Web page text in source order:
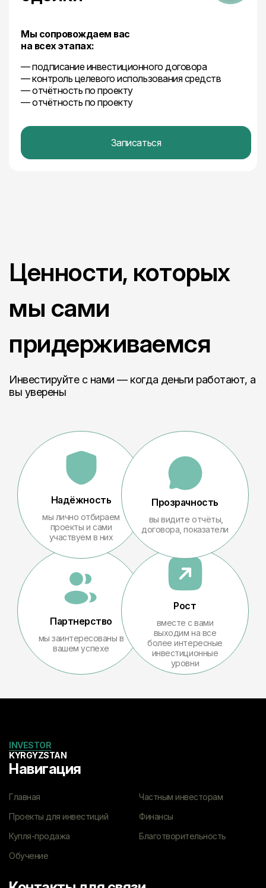
Мы сопровождаем вас
на всех этапах:
— подписание инвестиционного договора
— контроль целевого использования средств
— отчётность по проекту
— отчётность по проекту
Записаться
Ценности, которых
мы сами
придерживаемся
Инвестируйте с нами — когда деньги работают, а
вы уверены
Надёжность
мы лично отбираем
проекты и сами
участвуем в них
Прозрачность
вы видите отчёты,
договора, показатели
Партнерство
мы заинтересованы в
вашем успехе
Рост
вместе с вами
выходим на все
более интересные
инвестиционные
уровни
INVESTOR
KYRGYZSTAN
Навигация
Главная
Проекты для инвестиций
Купля-продажа
Обучение
Частным инвесторам
Финансы
Благотворительность